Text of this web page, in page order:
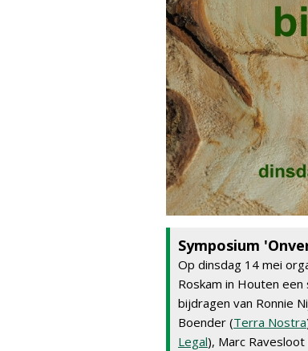
Symposium
Op dinsdag 14 mei
Roskam in Houten
bijdragen van Ronnie
Boender (Terra Nostra
Legal), Marc Ravesloot